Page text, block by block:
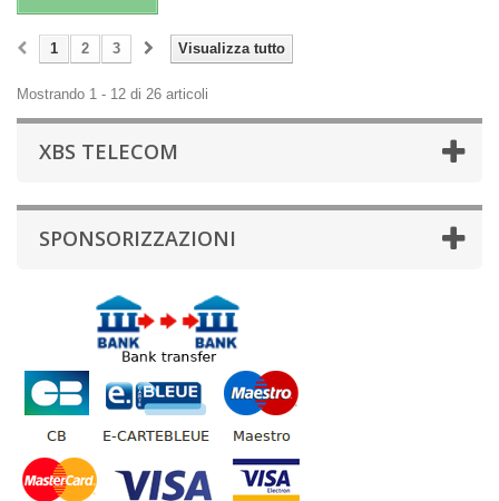
Visualizza tutto
1 2 3
Mostrando 1 - 12 di 26 articoli
XBS TELECOM
SPONSORIZZAZIONI